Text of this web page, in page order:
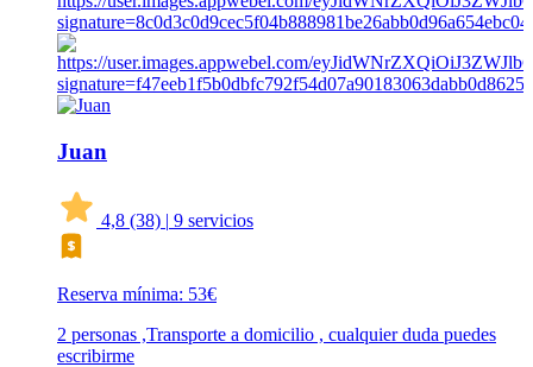
Juan
4,8 (38) | 9 servicios
Reserva mínima: 53€
2 personas ,Transporte a domicilio , cualquier duda puedes
escribirme